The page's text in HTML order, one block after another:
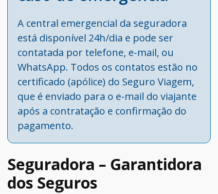
A central emergencial da seguradora
está disponível 24h/dia e pode ser
contatada por telefone, e-mail, ou
WhatsApp. Todos os contatos estão no
certificado (apólice) do Seguro Viagem,
que é enviado para o e-mail do viajante
após a contratação e confirmação do
pagamento.
Seguradora – Garantidora
dos Seguros